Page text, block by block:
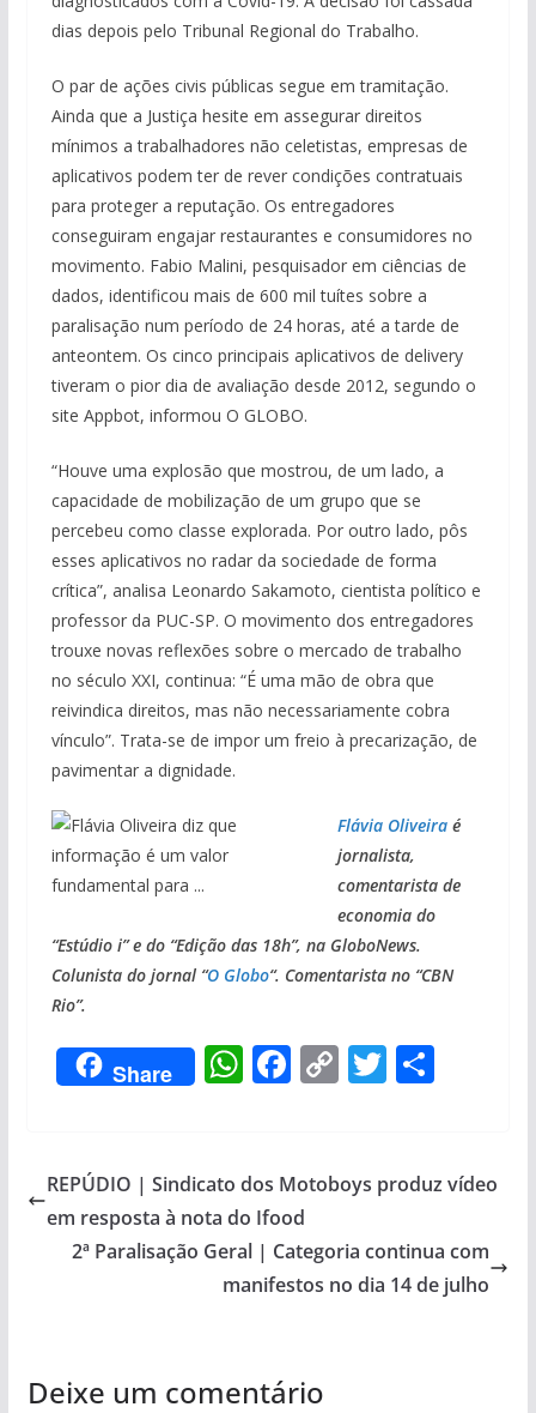
dias depois pelo Tribunal Regional do Trabalho.
O par de ações civis públicas segue em tramitação.
Ainda que a Justiça hesite em assegurar direitos
mínimos a trabalhadores não celetistas, empresas de
aplicativos podem ter de rever condições contratuais
para proteger a reputação. Os entregadores
conseguiram engajar restaurantes e consumidores no
movimento. Fabio Malini, pesquisador em ciências de
dados, identificou mais de 600 mil tuítes sobre a
paralisação num período de 24 horas, até a tarde de
anteontem. Os cinco principais aplicativos de delivery
tiveram o pior dia de avaliação desde 2012, segundo o
site Appbot, informou O GLOBO.
“Houve uma explosão que mostrou, de um lado, a
capacidade de mobilização de um grupo que se
percebeu como classe explorada. Por outro lado, pôs
esses aplicativos no radar da sociedade de forma
crítica”, analisa Leonardo Sakamoto, cientista político e
professor da PUC-SP. O movimento dos entregadores
trouxe novas reflexões sobre o mercado de trabalho
no século XXI, continua: “É uma mão de obra que
reivindica direitos, mas não necessariamente cobra
vínculo”. Trata-se de impor um freio à precarização, de
pavimentar a dignidade.
Flávia Oliveiraé
jornalista,
comentarista de
economia do
“Estúdio i” e do “Edição das 18h”, na GloboNews.
Colunista do jornal “O Globo“. Comentarista no “CBN
Rio”.
Share W
s
A
p
p
F
b
o
o
k
C
y
n
k
T
er
S
e
REPÚDIO | Sindicato dos Motoboys produz vídeo
em resposta à nota do Ifood
2ª Paralisação Geral | Categoria continua com
manifestos no dia 14 de julho
Deixe um comentário